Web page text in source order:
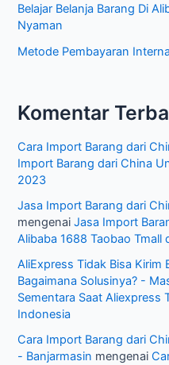
l
Belajar Belanja Barang Di
Nyaman
Metode Pembayaran
Komentar
Cara Import Barang dari
Import Barang dari China
2023
Jasa Import Barang dari
mengenaiJasa Import
Alibaba 1688 Taobao Tmall
AliExpress Tidak Bisa Kirim
Bagaimana Solusinya? -
Sementara Saat Aliexpress
Indonesia
Cara Import Barang dari
- Banjarmasin mengenai